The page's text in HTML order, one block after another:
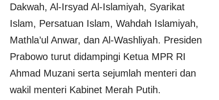
Dakwah, Al-Irsyad Al-Islamiyah, Syarikat
Islam, Persatuan Islam, Wahdah Islamiyah,
Mathla’ul Anwar, dan Al-Washliyah. Presiden
Prabowo turut didampingi Ketua MPR RI
Ahmad Muzani serta sejumlah menteri dan
wakil menteri Kabinet Merah Putih.